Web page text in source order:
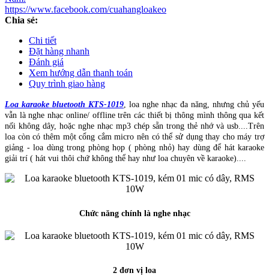
https://www.facebook.com/cuahangloakeo
Chia sẻ:
Chi tiết
Đặt hàng nhanh
Đánh giá
Xem hướng dẫn thanh toán
Quy trình giao hàng
Loa karaoke bluetooth KTS-1019, loa nghe nhạc đa năng, nhưng chủ yếu
vẫn là nghe nhạc online/ offline trên các thiết bị thông mình thông qua kết
nối không dây, hoặc nghe nhạc mp3 chép sẵn trong thẻ nhớ và usb....Trên
loa còn có thêm một cổng cắm micro nên có thể sử dụng thay cho máy trợ
giảng - loa dùng trong phòng họp ( phòng nhỏ) hay dùng để hát karaoke
giải trí ( hát vui thôi chứ không thể hay như loa chuyên về karaoke)....
Chức năng chính là nghe nhạc
2 đơn vị loa